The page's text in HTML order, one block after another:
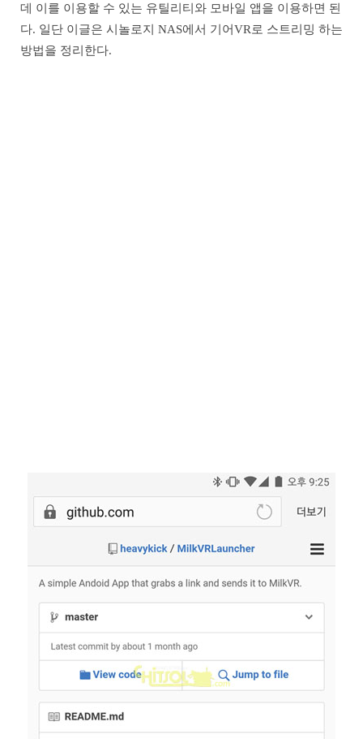
데 이를 이용할 수 있는 유틸리티와 모바일 앱을 이용하면 된
다. 일단 이글은 시놀로지 NAS에서 기어VR로 스트리밍 하는
방법을 정리한다.